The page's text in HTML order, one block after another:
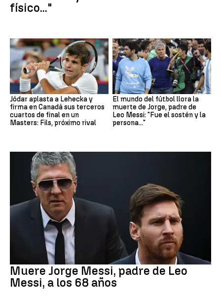
físico..."
Jódar aplasta a Lehecka y
firma en Canadá sus terceros
cuartos de final en un
Masters: Fils, próximo rival
El mundo del fútbol llora la
muerte de Jorge, padre de
Leo Messi: "Fue el sostén y la
persona..."
Muere Jorge Messi, padre de Leo
Messi, a los 68 años